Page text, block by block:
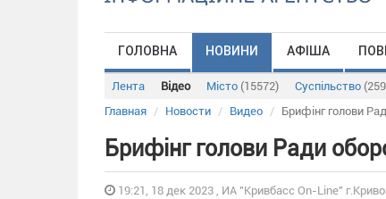
ГОЛОВНА НОВИНИ АФІША
Лента Відео Місто (15572) Суспільство
Главная
Новости Видео Брифінг голови
Брифінг голови Ради
19:21, 18 дек 2023 , ИА "Кривбасс On-Line"